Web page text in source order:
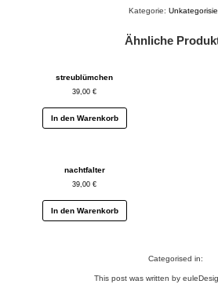
Kategorie:
Ähnliche
streublümchen
39,00€
In den Warenkorb
nachtfalter
39,00€
In den Warenkorb
Categorised in:
This post was written by